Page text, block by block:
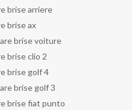
brise arriere
brise ax
brise voiture
brise clio 2
brise golf 4
brise golf 3
brise fiat punto